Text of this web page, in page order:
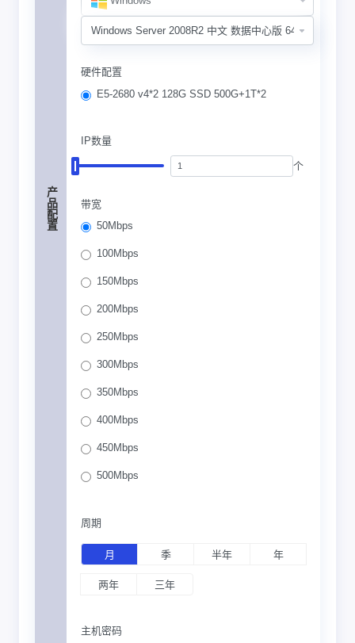
产品配置
硬件配置
E5-2680 v4*2 128G SSD 500G+1T*2
IP数量
个
带宽
50Mbps
100Mbps
150Mbps
200Mbps
250Mbps
300Mbps
350Mbps
400Mbps
450Mbps
500Mbps
周期
月 季 半年 年
两年 三年
主机密码